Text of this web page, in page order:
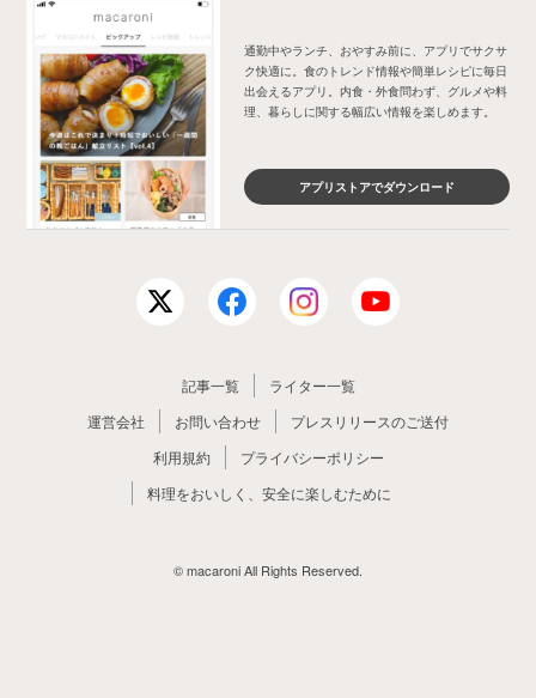
通勤中やランチ、おやすみ前に、アプリでサクサ
ク快適に。食のトレンド情報や簡単レシピに毎日
出会えるアプリ。内食・外食問わず、グルメや料
理、暮らしに関する幅広い情報を楽しめます。
アプリストアでダウンロード
記事一覧
ライター一覧
運営会社
お問い合わせ
プレスリリースのご送付
利用規約
プライバシーポリシー
料理をおいしく、安全に楽しむために
© macaroni All Rights Reserved.